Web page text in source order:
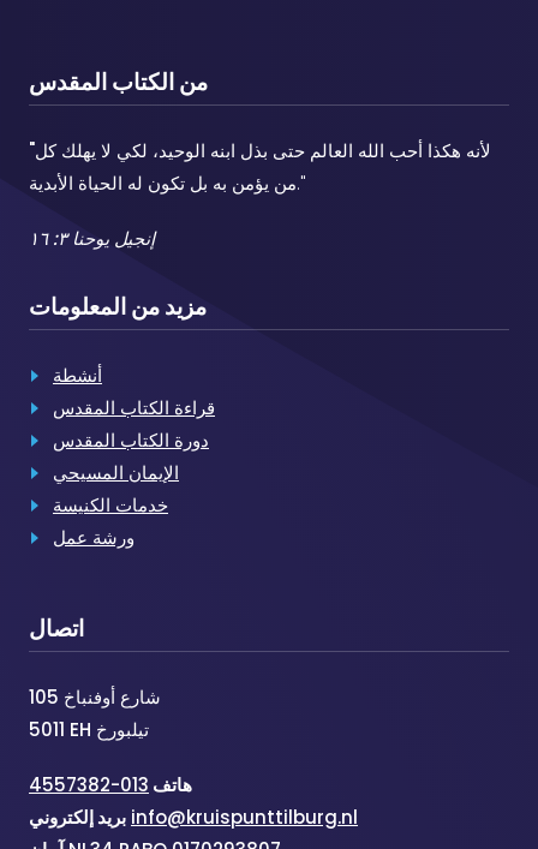
من الكتاب المقدس
"لأنه هكذا أحب الله العالم حتى بذل ابنه الوحيد، لكي لا يهلك كل
من يؤمن به بل تكون له الحياة الأبدية."
إنجيل يوحنا ٣: ١٦
مزيد من المعلومات
أنشطة
قراءة الكتاب المقدس
دورة الكتاب المقدس
الإيمان المسيحي
خدمات الكنيسة
ورشة عمل
اتصال
شارع أوفنباخ 105
5011 EH تيلبورخ
هاتف 013-4557382
بريد إلكتروني info@kruispunttilburg.nl